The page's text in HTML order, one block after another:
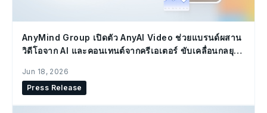
AnyMind Group เปิดตัว AnyAI Video ช่วยแบรนด์ผสาน
วิดีโอจาก AI และคอนเทนต์จากครีเอเตอร์ ขับเคลื่อนกลยุทธ์
Jun 18, 2026
Press Release